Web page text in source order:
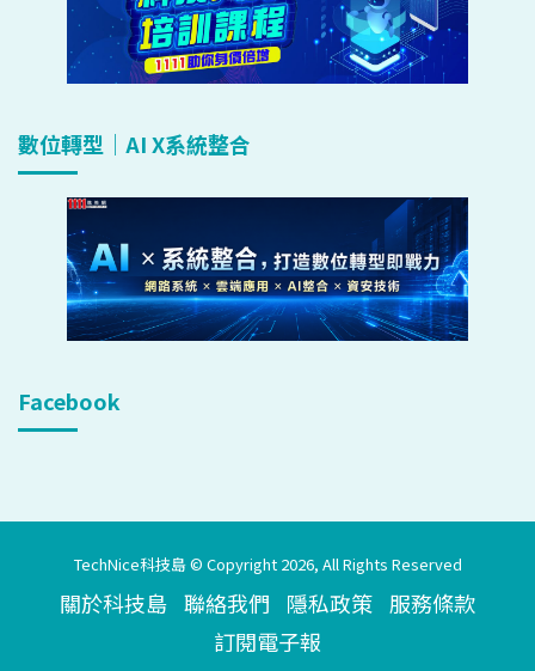
數位轉型｜AI X系統整合
Facebook
TechNice科技島 © Copyright 2026, All Rights Reserved
關於科技島 聯絡我們 隱私政策 服務條款
訂閱電子報